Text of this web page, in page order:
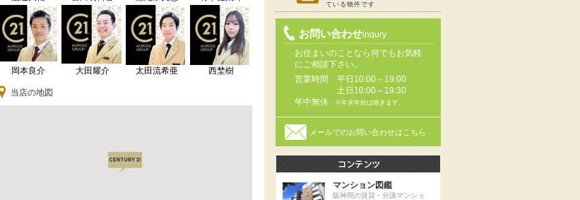
岡本良介 大田耀介 太田流希亜 西埜樹
当店の地図
ている物件です
お問い合わせinqury
お住まいのことなら何でもお気軽
にご相談下さい。
営業時間
平日10:00～19:00
土日10:00～19:30
年中無休
※年末年始は除きます。
メールでのお問い合わせはこちら
マンション図鑑
阪神間の賃貸・分譲マンショ